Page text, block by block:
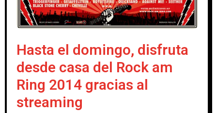
Hasta el domingo, disfruta
desde casa del Rock am
Ring 2014 gracias al
streaming